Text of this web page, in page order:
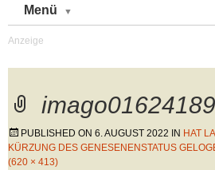
Menü
PUBLISHED ON 6. AUGUST 2022 IN HAT
KÜRZUNG DES GENESENENSTATUS
(620 × 413)